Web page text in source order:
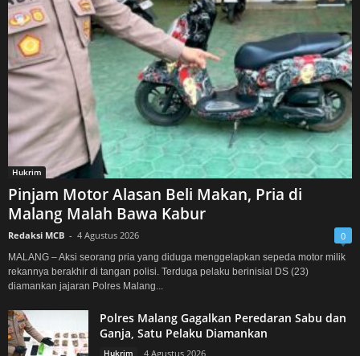
Hukrim
Pinjam Motor Alasan Beli Makan, Pria di
Malang Malah Bawa Kabur
Redaksi MCB - 4 Agustus 2026 0
MALANG – Aksi seorang pria yang diduga menggelapkan sepeda motor milik
rekannya berakhir di tangan polisi. Terduga pelaku berinisial DS (23)
diamankan jajaran Polres Malang...
Polres Malang Gagalkan Peredaran Sabu dan
Ganja, Satu Pelaku Diamankan
Hukrim 4 Agustus 2026